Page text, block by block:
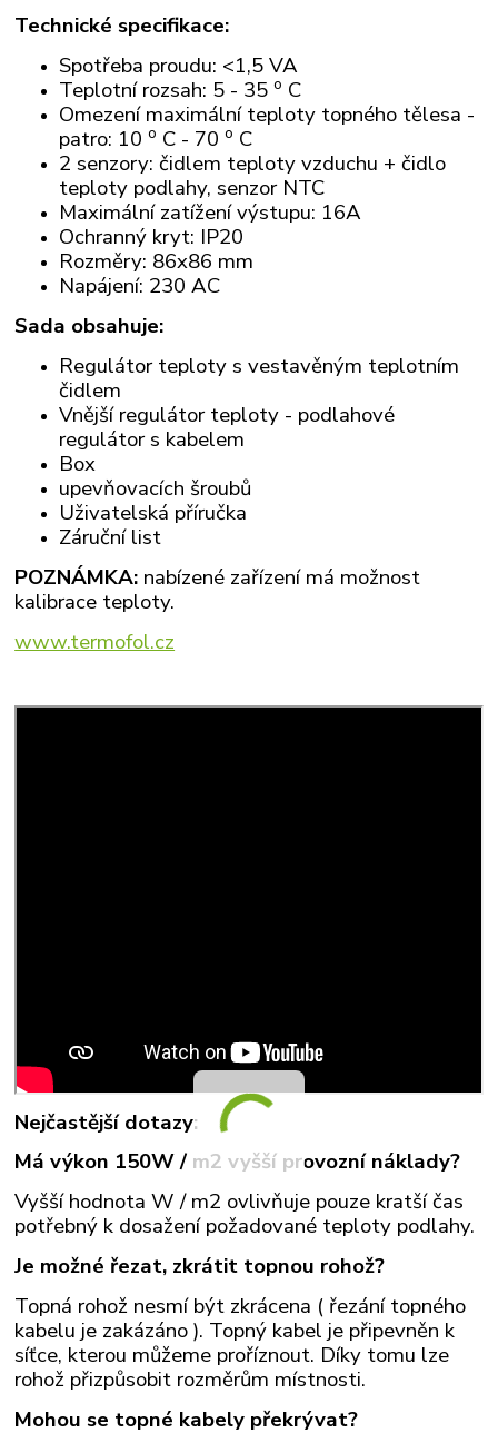
Technické specifikace:
Spotřeba proudu: <1,5 VA
Teplotní rozsah: 5 - 35o C
Omezení maximální teploty topného tělesa -
patro: 10o C - 70o C
2 senzory: čidlem teploty vzduchu + čidlo
teploty podlahy, senzor NTC
Maximální zatížení výstupu: 16A
Ochranný kryt: IP20
Rozměry: 86x86 mm
Napájení: 230 AC
Sada obsahuje:
Regulátor teploty s vestavěným teplotním
čidlem
Vnější regulátor teploty - podlahové
regulátor s kabelem
Box
upevňovacích šroubů
Uživatelská příručka
Záruční list
POZNÁMKA: nabízené zařízení má možnost
kalibrace teploty.
www.termofol.cz
Nejčastější dotazy:
Má výkon 150W / m2 vyšší provozní náklady?
Vyšší hodnota W / m2 ovlivňuje pouze kratší čas
potřebný k dosažení požadované teploty podlahy.
Je možné řezat, zkrátit topnou rohož?
Topná rohož nesmí být zkrácena ( řezání topného
kabelu je zakázáno ). Topný kabel je připevněn k
síťce, kterou můžeme proříznout. Díky tomu lze
rohož přizpůsobit rozměrům místnosti.
Mohou se topné kabely překrývat?